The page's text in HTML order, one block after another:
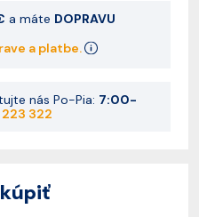
a máte DOPRAVU
a platbe.
nás Po-Pia: 7:00-
223 322